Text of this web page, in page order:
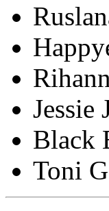
Jessie
Black
Toni